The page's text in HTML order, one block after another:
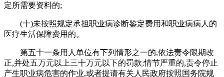
定所需要资料的;
(十)未按照规定承担职业病诊断鉴定费用和职业病病人的
医疗生活保障费用的。
第五十一条用人单位有下列情形之一的,依法责令限期改
正,并处五万元以上三十万元以下的罚款;情节严重的,责令停止
产生职业病危害的作业,或者提请有关人民政府按照国务院规